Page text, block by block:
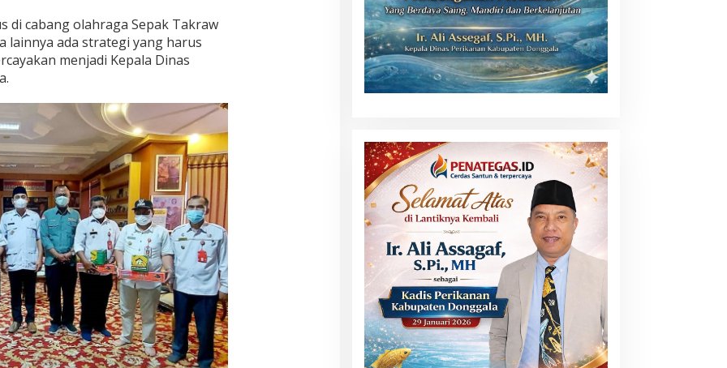
di cabang olahraga Sepak Takraw
lainnya ada strategi yang harus
menjadi Kepala Dinas